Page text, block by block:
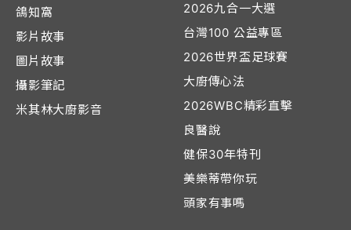
鴿知窩
影片故事
圖片故事
攝影筆記
米其林大廚影音
2026九合一大選
台灣100 公益專區
2026世界盃足球賽
大廚傳心法
2026WBC精彩直擊
良醫說
健保30年特刊
美樂蒂帶你玩
頭家有事嗎